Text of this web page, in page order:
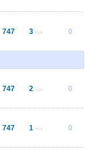
747 3 m/s 0
747 2 m/s 0
747 1 m/s 0